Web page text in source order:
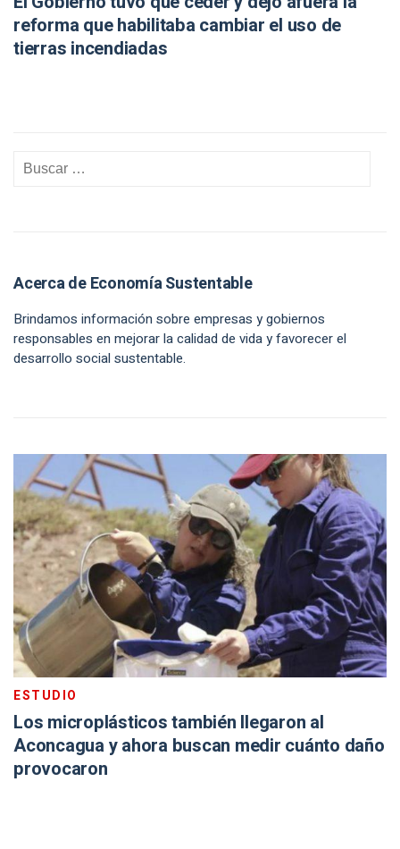
reforma que habilitaba cambiar el uso de
tierras incendiadas
Acerca de Economía Sustentable
Brindamos información sobre empresas y gobiernos
responsables en mejorar la calidad de vida y favorecer el
desarrollo social sustentable.
ESTUDIO
Los microplásticos también llegaron al
Aconcagua y ahora buscan medir cuánto daño
provocaron